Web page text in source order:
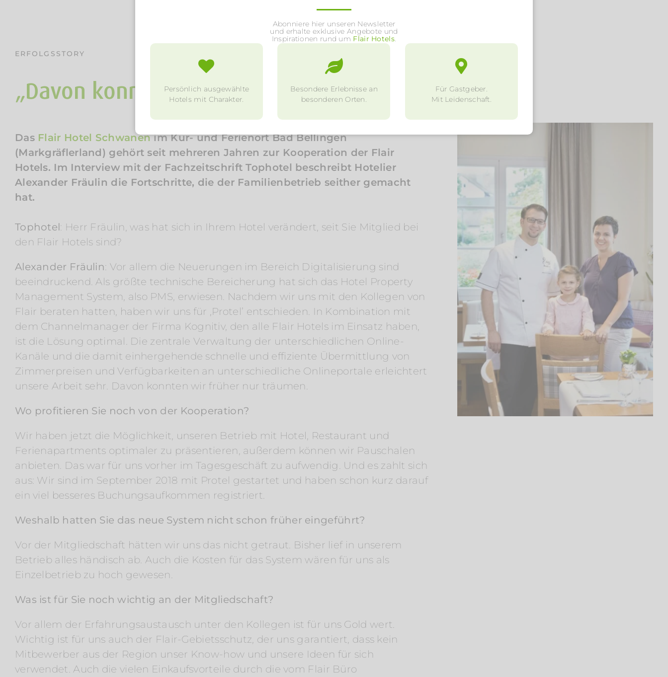
ERFOLGSSTORY
„Davon konnten wir früher nur träumen“
Das Flair Hotel Schwanenim Kur- und Ferienort Bad Bellingen
(Markgräflerland) gehört seit mehreren Jahren zur Kooperation der Flair
Hotels. Im Interview mit der Fachzeitschrift Tophotel beschreibt Hotelier
Alexander Fräulin die Fortschritte, die der Familienbetrieb seither gemacht
hat.
Tophotel: Herr Fräulin, was hat sich in Ihrem Hotel verändert, seit Sie Mitglied bei
den Flair Hotels sind?
Alexander Fräulin: Vor allem die Neuerungen im Bereich Digitalisierung sind
beeindruckend. Als größte technische Bereicherung hat sich das Hotel Property
Management System, also PMS, erwiesen. Nachdem wir uns mit den Kollegen von
Flair beraten hatten, haben wir uns für ‚Protel’ entschieden. In Kombination mit
dem Channelmanager der Firma Kognitiv, den alle Flair Hotels im Einsatz haben,
ist die Lösung optimal. Die zentrale Verwaltung der unterschiedlichen Online-
Kanäle und die damit einhergehende schnelle und effiziente Übermittlung von
Zimmerpreisen und Verfügbarkeiten an unterschiedliche Onlineportale erleichtert
unsere Arbeit sehr. Davon konnten wir früher nur träumen.
Wo profitieren Sie noch von der Kooperation?
Wir haben jetzt die Möglichkeit, unseren Betrieb mit Hotel, Restaurant und
Ferienapartments optimaler zu präsentieren, außerdem können wir Pauschalen
anbieten. Das war für uns vorher im Tagesgeschäft zu aufwendig. Und es zahlt sich
aus: Wir sind im September 2018 mit Protel gestartet und haben schon kurz darauf
ein viel besseres Buchungsaufkommen registriert.
Weshalb hatten Sie das neue System nicht schon früher eingeführt?
Vor der Mitgliedschaft hätten wir uns das nicht getraut. Bisher lief in unserem
Betrieb alles händisch ab. Auch die Kosten für das System wären für uns als
Einzelbetrieb zu hoch gewesen.
Was ist für Sie noch wichtig an der Mitgliedschaft?
Vor allem der Erfahrungsaustausch unter den Kollegen ist für uns Gold wert.
Wichtig ist für uns auch der Flair-Gebietsschutz, der uns garantiert, dass kein
Mitbewerber aus der Region unser Know-how und unsere Ideen für sich
verwendet. Auch die vielen Einkaufsvorteile durch die vom Flair Büro
Abonniere hier unseren Newsletter
und erhalte exklusive Angebote und
Inspirationen rund um Flair Hotels.
Persönlich ausgewählte
Hotels mit Charakter.
Besondere Erlebnisse an
besonderen Orten.
Für Gastgeber.
Mit Leidenschaft.